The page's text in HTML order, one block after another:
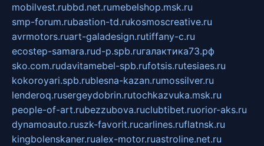
mobilvest.rubbd.net.rumebelshop.msk.ru
smp-forum.rubastion-td.rukosmoscreative.ru
avrmotors.ruart-galadesign.rutiffany-c.ru
ecostep-samara.rud-p.spb.ruгалактика73.рф
sko.com.rudavitamebel-spb.rufotsis.rutesiaes.ru
kokoroyari.spb.rublesna-kazan.rumossilver.ru
lenderoq.rusergeydobrin.rutochkazvuka.msk.ru
people-of-art.rubezzubova.ruclubtibet.ruorior-aks.ru
dynamoauto.ruszk-favorit.rucarlines.ruflatnsk.ru
kingbolenskaner.rualex-motor.ruastroline.net.ru